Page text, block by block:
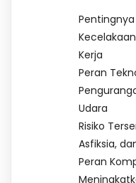
Kerja
Peran
Udara
Risiko
Asfiksia,
Peran